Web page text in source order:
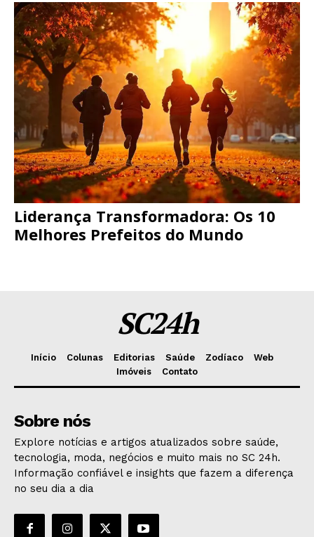
Liderança Transformadora: Os 10
Melhores Prefeitos do Mundo
SC24h
Início Colunas Editorias Saúde Zodíaco
Web
Imóveis
Contato
Sobre nós
Explore notícias e artigos atualizados sobre saúde,
tecnologia, moda, negócios e muito mais no SC 24h.
Informação confiável e insights que fazem a diferença
no seu dia a dia